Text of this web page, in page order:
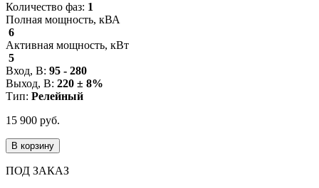
Количество фаз: 1
Полная мощность, кВА
6
Активная мощность, кВт
5
Вход, В: 95 - 280
Выход, В: 220 ± 8%
Тип: Релейный
15 900 руб.
В корзину
ПОД ЗАКАЗ